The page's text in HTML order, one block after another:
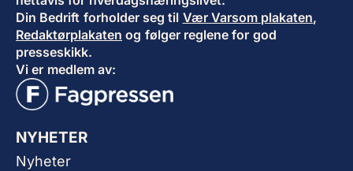
Din Bedrift forholder seg til Vær Varsom plakaten,
Redaktørplakaten og følger reglene for god
presseskikk.
Vi er medlem av:
NYHETER
Nyheter